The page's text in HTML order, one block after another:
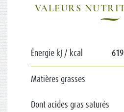
VALEURS
Énergie kJ / kcal
Matières grasses
Dont acides gras saturés